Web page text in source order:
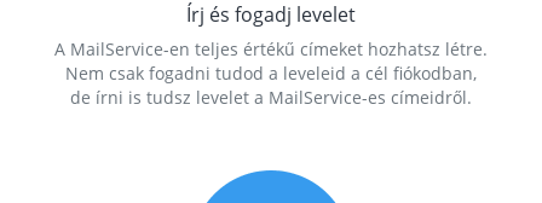
Írj és fogadj levelet
A MailService-en teljes értékű címeket hozhatsz létre.
Nem csak fogadni tudod a leveleid a cél fiókodban,
de írni is tudsz levelet a MailService-es címeidről.